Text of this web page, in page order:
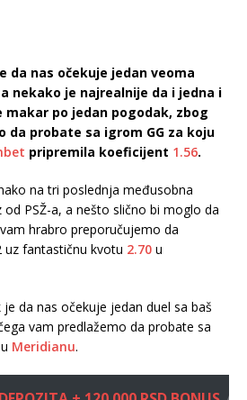
da nas očekuje jedan veoma
nekako je najrealnije da i jedna i
po jedan pogodak, zbog
da probate sa igrom GG za koju
pripremila koeficijent 1.56.
na tri poslednja međusobna
PSŽ-a, a nešto slično bi moglo da
hrabro preporučujemo da
uz fantastičnu kvotu 2.70 u
da nas očekuje jedan duel sa baš
vam predlažemo da probate sa
u Meridianu.